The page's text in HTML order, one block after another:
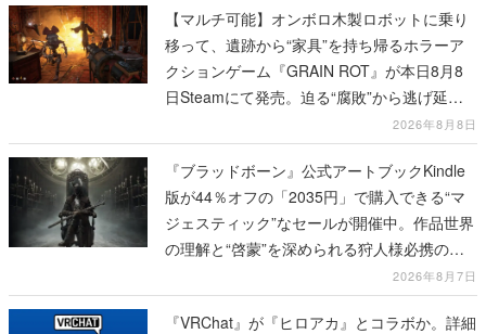
【マルチ可能】オンボロ木製ロボットに乗り
移って、遺跡から“家具”を持ち帰るホラーア
クションゲーム『GRAIN ROT』が本日8月8
日Steamにて発売。迫る“腐敗”から逃げ延
2026年8月8日
『ブラッドボーン』公式アートブックKindle
版が44％オフの「2035円」で購入できる“マ
ジェスティック”なセールが開催中。作品世界
の理解と“啓蒙”を深められる狩人様必携の一
2026年8月7日
『VRChat』が『ヒロアカ』とコラボか。詳細